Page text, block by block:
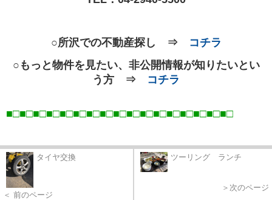
○所沢での不動産探し ⇒
コチラ
○もっと物件を見たい、非公開情報が知りたいとい
う方 ⇒
コチラ
■□■□■□■□■□■□■□■□■□■□■□■□■□■□■□■□■□
タイヤ交換
＜ 前のページ
ツーリング ランチ
＞次のページ